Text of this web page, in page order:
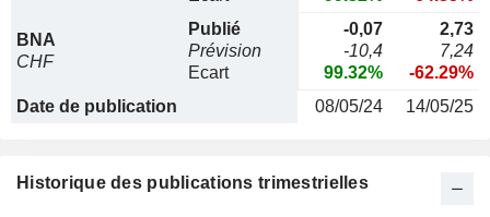
BNA
CHF
Publié
Prévision
Ecart
-0,07
-10,4
99.32%
2,73
7,24
-62.29%
Date de publication
08/05/24 14/05/25
Historique des publications trimestrielles